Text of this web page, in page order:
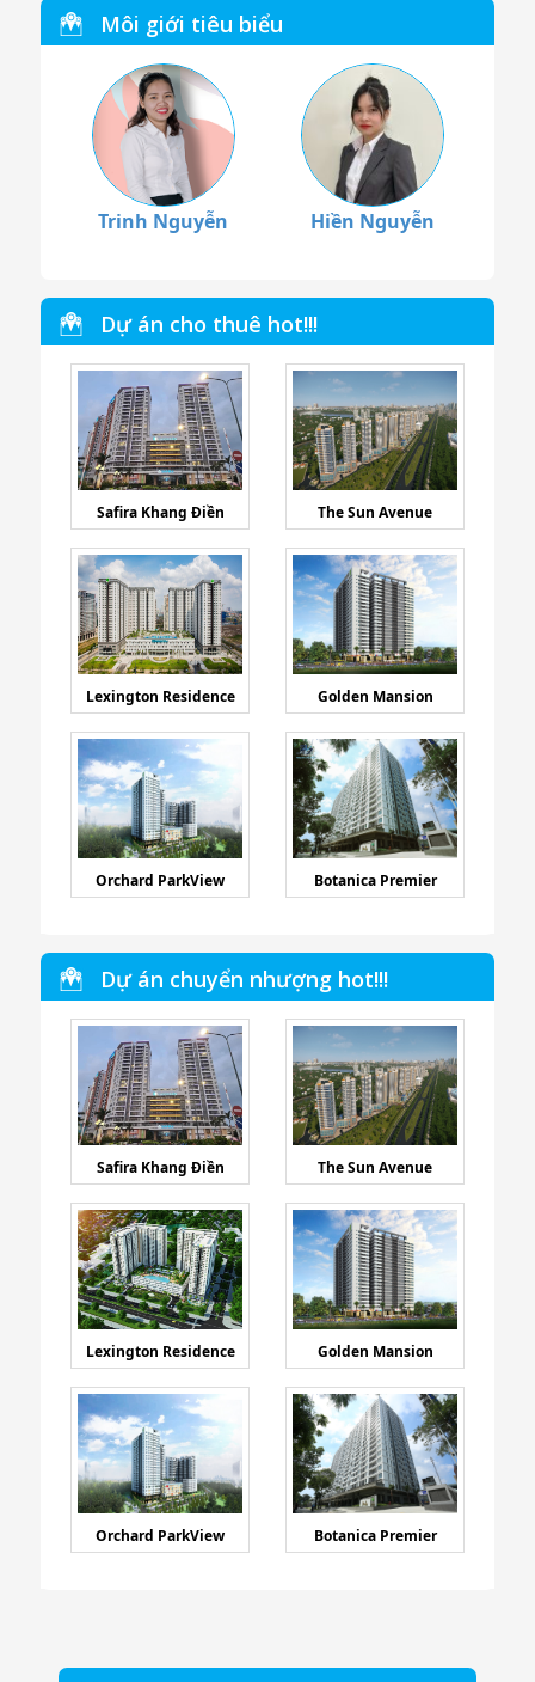
Môi giới tiêu biểu
Trinh Nguyễn Hiền Nguyễn
Dự án cho thuê hot!!!
Safira Khang Điền The Sun Avenue
Lexington Residence Golden Mansion
Orchard ParkView Botanica Premier
Dự án chuyển nhượng hot!!!
Safira Khang Điền The Sun Avenue
Lexington Residence Golden Mansion
Orchard ParkView Botanica Premier